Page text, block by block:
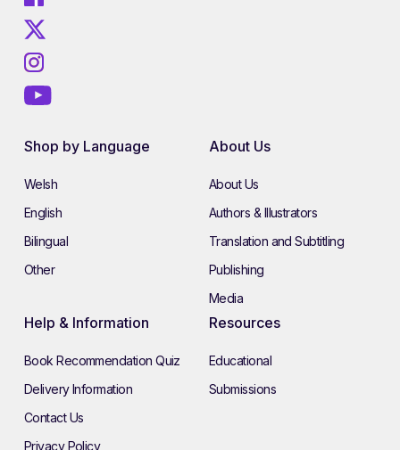
Shop by Language
Welsh
English
Bilingual
Other
About Us
About Us
Authors & Illustrators
Translation and Subtitling
Publishing
Media
Help & Information
Book Recommendation Quiz
Delivery Information
Contact Us
Privacy Policy
Resources
Educational
Submissions